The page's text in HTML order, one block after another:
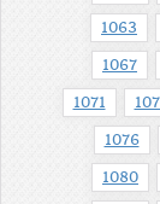
1063
1067
1071
1076
1080